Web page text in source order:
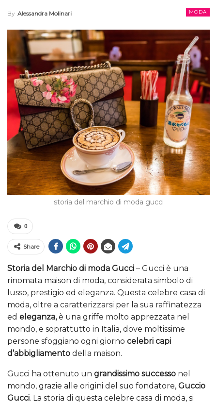
MODA
By Alessandra Molinari
storia del marchio di moda gucci
0
Share
Storia del Marchio di moda Gucci – Gucci è una
rinomata maison di moda, considerata simbolo di
lusso, prestigio ed eleganza. Questa celebre casa di
moda, oltre a caratterizzarsi per la sua raffinatezza
ed eleganza,è una griffe molto apprezzata nel
mondo, e soprattutto in Italia, dove moltissime
persone sfoggiano ogni giorno celebri capi
d’abbigliamento della maison.
Gucci ha ottenuto un grandissimo successo nel
mondo, grazie alle origini del suo fondatore, Guccio
Gucci. La storia di questa celebre casa di moda, si